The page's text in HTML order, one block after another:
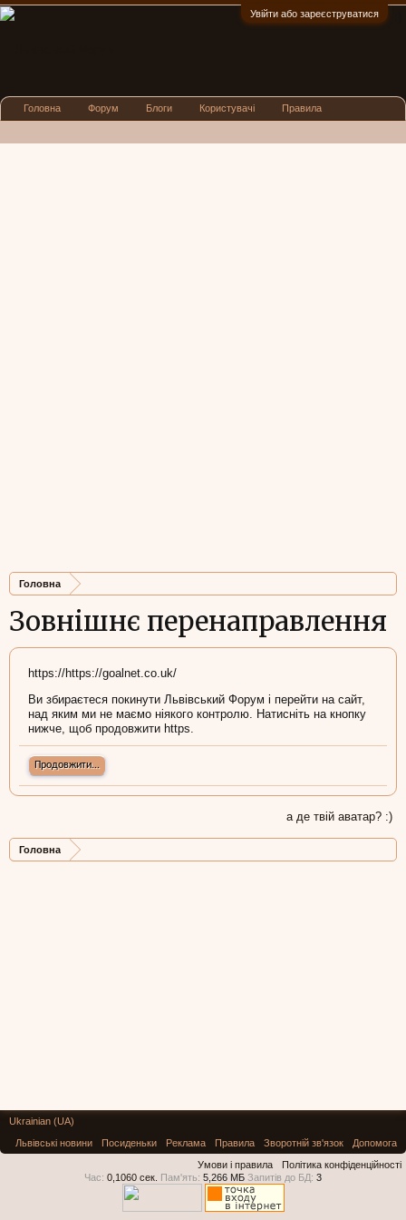
Увійти або зареєструватися
Головна
Зовнішнє перенаправлення
https://https://goalnet.co.uk/
Ви збираєтеся покинути Львівський Форум і перейти на сайт,
над яким ми не маємо ніякого контролю. Натисніть на кнопку
нижче, щоб продовжити https.
Продовжити...
а де твій аватар? :)
Головна
Головна Форум Блоги Користувачі Правила
Ukrainian (UA)
Львівські новини
Посиденьки Реклама Правила Зворотній зв'язок
Допомога
Умови і правила
Політика конфіденційності
Час: 0,1060 сек. Пам'ять: 5,266 МБ Запитів до БД: 3